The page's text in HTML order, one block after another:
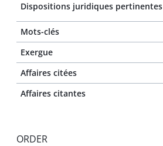
Dispositions juridiques pertinentes
Mots-clés
Exergue
Affaires citées
Affaires citantes
ORDER